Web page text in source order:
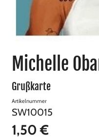
Michelle
Grußkarte
Artikelnummer
SW10015
1,50 €